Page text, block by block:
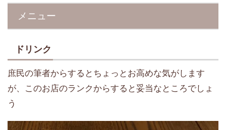
メニュー
ドリンク
庶民の筆者からするとちょっとお高めな気がします
が、このお店のランクからすると妥当なところでしょ
う